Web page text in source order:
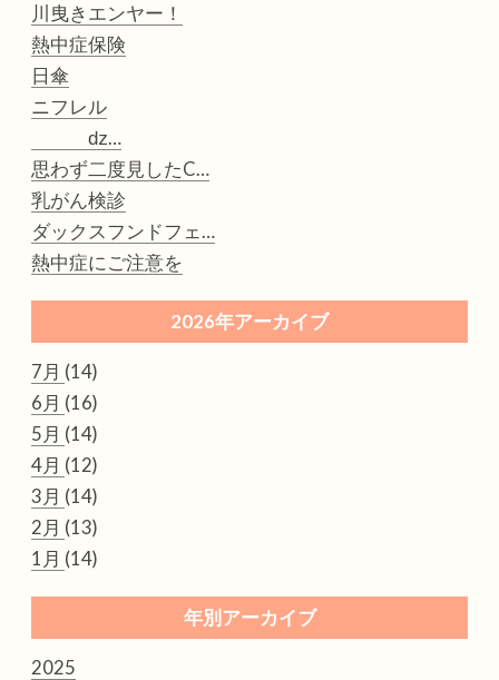
川曳きエンヤー！
熱中症保険
日傘
ニフレル
ǳ…
思わず二度見したC…
乳がん検診
ダックスフンドフェ…
熱中症にご注意を
2026年アーカイブ
7月 (14)
6月 (16)
5月 (14)
4月 (12)
3月 (14)
2月 (13)
1月 (14)
年別アーカイブ
2025